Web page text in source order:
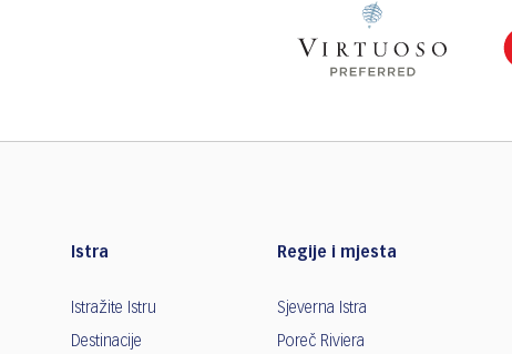
Istra
Istražite Istru
Destinacije
Regije i mjesta
Sjeverna Istra
Poreč Riviera